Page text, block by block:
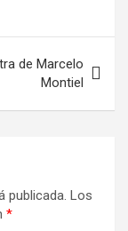
de Marcelo
Montiel
publicada. Los
*